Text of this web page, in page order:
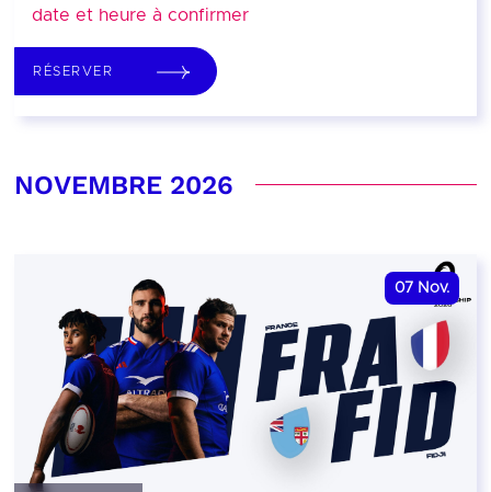
date et heure à confirmer
RÉSERVER
NOVEMBRE 2026
07 Nov.